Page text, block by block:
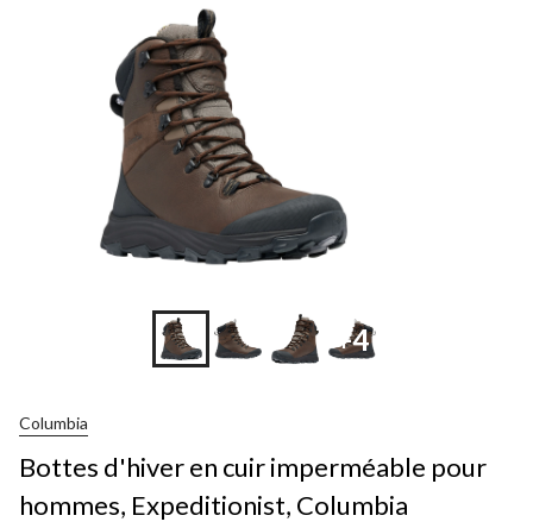
+4
Columbia
Bottes d'hiver en cuir imperméable pour
hommes, Expeditionist, Columbia